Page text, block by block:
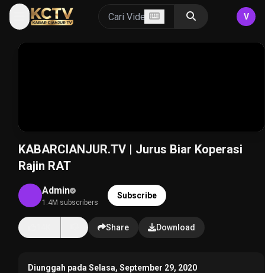
V
KABARCIANJUR.TV | Jurus Biar Koperasi
Rajin RAT
Admin
1.4M subscribers
Subscribe
Share Download
Diunggah pada Selasa, September 29, 2020